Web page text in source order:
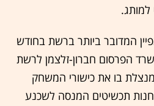
למותג.
המדובר ביותר ברשת בחודש
היה של משרד הפרסום חברון-זלצמן לרשת
בו את כישורי המשחק
תכשיטים המנסה לשכנע